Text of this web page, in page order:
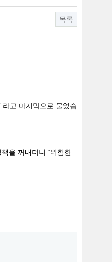
목록
고 마지막으로 물었습
을 꺼내더니 “위험한